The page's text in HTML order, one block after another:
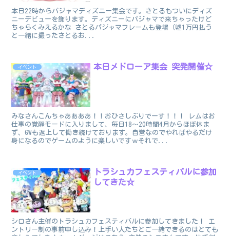
本日22時からパジャマディズニー集会です。さとるもついにディズ
ニーデビューを飾ります。ディズニーにパジャマで来ちゃったけど
ちゃらくみえるかな さとるパジャマフレームも登場（嘘1万円払う
と一緒に撮ったさとるお...
イベント 本日メドローア集会 突発開催☆
みなさんこんちゃああああ！！おひさしぶりでーす！！！ レムはお
仕事の覚醒モードに入りまして、毎日18～20時間4月からほぼ休ま
ず、GWも返上して働き続けております。自営なのでやればやるだけ
身になるのでゲームのように楽しいですｗそれで...
イベント
トラシュカフェスティバルに参加
してきた☆
シロさん主催のトラシュカフェスティバルに参加してきました！ エ
ントリー制の事前申し込み！上手い人たちとご一緒できるのはとても